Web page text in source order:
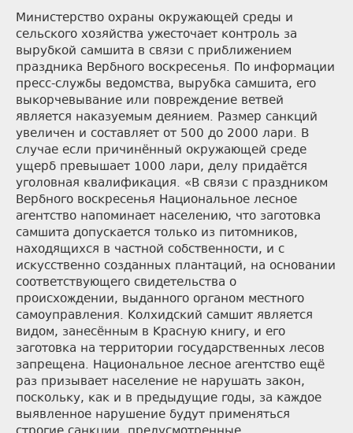
Министерство охраны окружающей среды и
сельского хозяйства ужесточает контроль за
вырубкой самшита в связи с приближением
праздника Вербного воскресенья. По информации
пресс-службы ведомства, вырубка самшита, его
выкорчевывание или повреждение ветвей
является наказуемым деянием. Размер санкций
увеличен и составляет от 500 до 2000 лари. В
случае если причинённый окружающей среде
ущерб превышает 1000 лари, делу придаётся
уголовная квалификация. «В связи с праздником
Вербного воскресенья Национальное лесное
агентство напоминает населению, что заготовка
самшита допускается только из питомников,
находящихся в частной собственности, и с
искусственно созданных плантаций, на основании
соответствующего свидетельства о
происхождении, выданного органом местного
самоуправления. Колхидский самшит является
видом, занесённым в Красную книгу, и его
заготовка на территории государственных лесов
запрещена. Национальное лесное агентство ещё
раз призывает население не нарушать закон,
поскольку, как и в предыдущие годы, за каждое
выявленное нарушение будут применяться